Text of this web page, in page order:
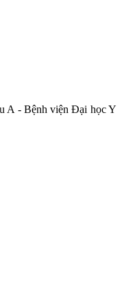
A - Bệnh viện Đại học Y